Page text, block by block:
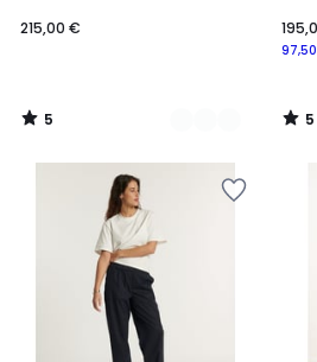
215,00 €
5
/
5
/